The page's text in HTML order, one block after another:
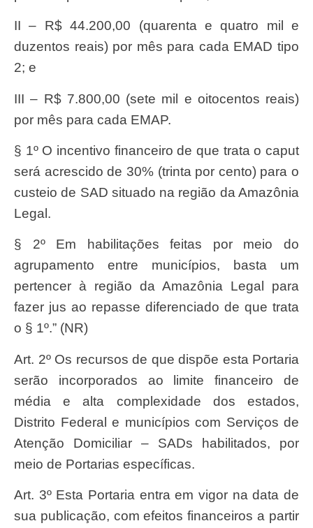
II – R$ 44.200,00 (quarenta e quatro mil e
duzentos reais) por mês para cada EMAD tipo
2; e
III – R$ 7.800,00 (sete mil e oitocentos reais)
por mês para cada EMAP.
§ 1º O incentivo financeiro de que trata o caput
será acrescido de 30% (trinta por cento) para o
custeio de SAD situado na região da Amazônia
Legal.
§ 2º Em habilitações feitas por meio do
agrupamento entre municípios, basta um
pertencer à região da Amazônia Legal para
fazer jus ao repasse diferenciado de que trata
o § 1º.” (NR)
Art. 2º Os recursos de que dispõe esta Portaria
serão incorporados ao limite financeiro de
média e alta complexidade dos estados,
Distrito Federal e municípios com Serviços de
Atenção Domiciliar – SADs habilitados, por
meio de Portarias específicas.
Art. 3º Esta Portaria entra em vigor na data de
sua publicação, com efeitos financeiros a partir